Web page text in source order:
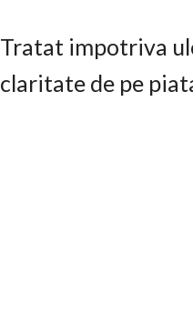
Tratat impotriva
claritate de pe